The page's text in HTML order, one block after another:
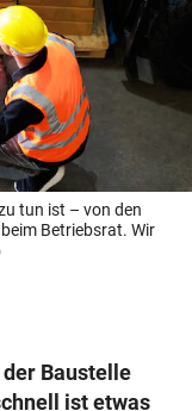
tun ist – von den
Betriebsrat. Wir
Baustelle
ist etwas